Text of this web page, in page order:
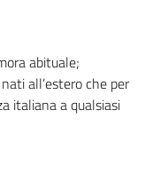
abituale;
all’estero che per
italiana a qualsiasi